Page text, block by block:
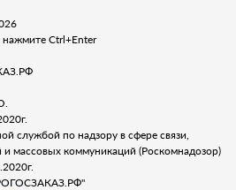
Ctrl+Enter
службой по надзору в сфере связи,
массовых коммуникаций (Роскомнадозор)